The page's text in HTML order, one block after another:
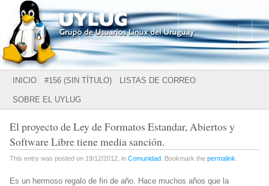
UYLUG
Grupo de Usuarios Linux del Uruguay
Main menu
SKIP
CONTENT
INICIO #156 (SIN TÍTULO) LISTAS DE CORREO
SOBRE EL UYLUG
El proyecto de Ley de Formatos Estandar, Abiertos y
Software Libre tiene media sanción.
This entry was posted on 19/12/2012, in Comunidad . Bookmark the permalink
Es un hermoso regalo de fin de año. Hace muchos años que la